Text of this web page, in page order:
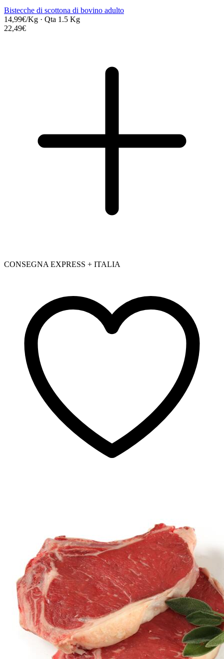
Bistecche di scottona di bovino adulto
14,99€/Kg · Qta 1.5 Kg
22,49€
CONSEGNA EXPRESS + ITALIA